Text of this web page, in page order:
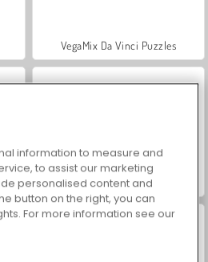
VegaMix Da Vinci Puzzles
ASMR Makeover & Makeup Studio
information to measure and
to assist our marketing
personalised content and
button on the right, you can
For more information see our